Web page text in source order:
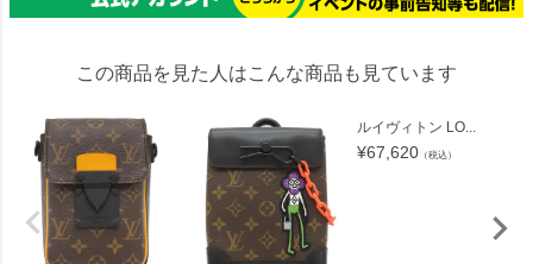
この商品を見た人はこんな商品も見ています
ルイヴィトン LO...
¥67,620 （税込）